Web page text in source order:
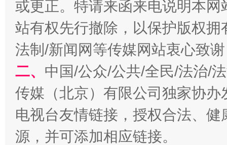
或更正。特请来函来电说明本
站有权先行撤除，以保护版权
法制/新闻网等传媒网站衷心致
二、 中国/公众/公共/全民/法治/
传媒（北京）有限公司独家协
电视台友情链接，授权合法、
源，并可添加相应链接。